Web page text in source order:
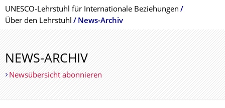
UNESCO-Lehrstuhl für Internationale Beziehungen
Über den Lehrstuhl
News-Archiv
NEWS-ARCHIV
Newsübersicht abonnieren